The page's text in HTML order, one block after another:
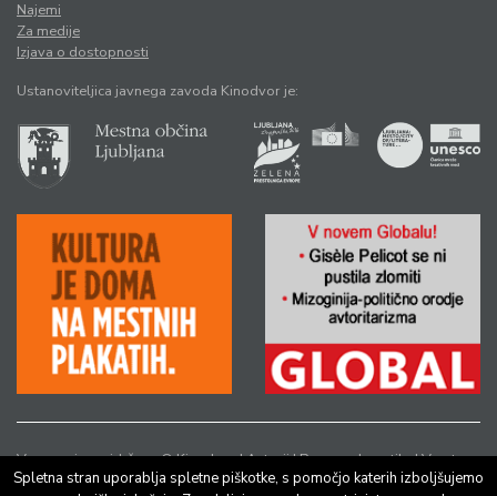
Najemi
Za medije
Izjava o dostopnosti
Ustanoviteljica javnega zavoda Kinodvor je:
Vse pravice pridržane © Kinodvor |Avtorji|Pravno obvestilo|Varstvo
osebnih podatkov
Spletna stran uporablja spletne piškotke, s pomočjo katerih izboljšujemo